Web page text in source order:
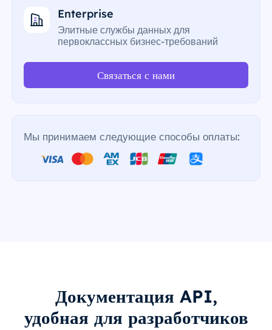
Enterprise
Элитные службы данных для
первоклассных бизнес-требований
Связаться с нами
Мы принимаем следующие способы оплаты:
Документация API,
удобная для разработчиков